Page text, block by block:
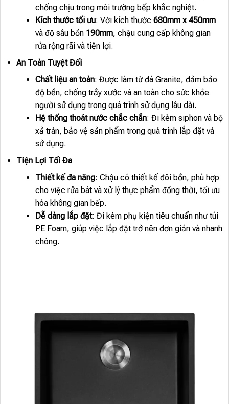
chống chịu trong môi trường bếp khắc nghiệt.
Kích thước tối ưu: Với kích thước 680mm x 450mm
và độ sâu bồn 190mm, chậu cung cấp không gian
rửa rộng rãi và tiện lợi.
An Toàn Tuyệt Đối
Chất liệu an toàn: Được làm từ đá Granite, đảm bảo
độ bền, chống trầy xước và an toàn cho sức khỏe
người sử dụng trong quá trình sử dụng lâu dài.
Hệ thống thoát nước chắc chắn: Đi kèm siphon và bộ
xả tràn, bảo vệ sản phẩm trong quá trình lắp đặt và
sử dụng.
Tiện Lợi Tối Đa
Thiết kế đa năng: Chậu có thiết kế đôi bồn, phù hợp
cho việc rửa bát và xử lý thực phẩm đồng thời, tối ưu
hóa không gian bếp.
Dễ dàng lắp đặt: Đi kèm phụ kiện tiêu chuẩn như túi
PE Foam, giúp việc lắp đặt trở nên đơn giản và nhanh
chóng.